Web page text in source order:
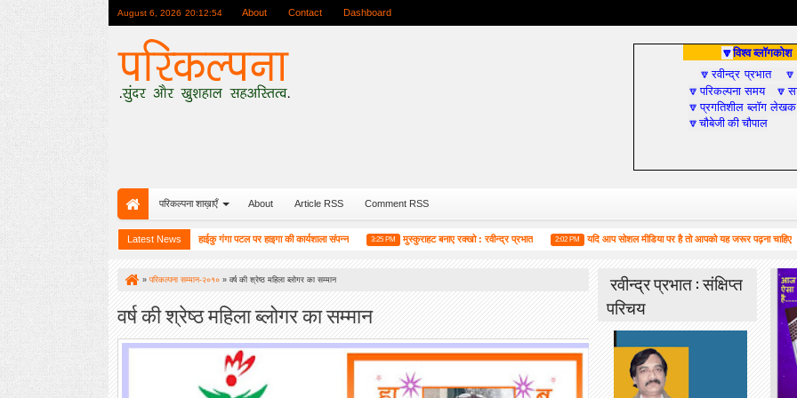
August 6, 2026 20:12:56 About Contact Dashboard
🔽विश्व ब्लॉगकोश
🔽रवीन्द्र प्रभात 🔽
🔽परिकल्पना समय 🔽
🔽प्रगतिशील ब्लॉग
🔽चौबेजी की चौपाल
परिकल्पना शाख़ाएँ About Article RSS Comment RSS
Latest News
10:08 AM हाईकु गंगा पटल पर हाइगा की कार्यशाला संपन्न 3:25 PM मुस्कुराहट बनाए रक्खो : रवीन्द्र प्रभात 2:02 PM यदि आप सोशल मीडिया पर है तो आपको यह जरूर पढ़ना चाहिए 4:55
» परिकल्पना सम्मान-२०१० » वर्ष की श्रेष्ठ महिला ब्लोगर का सम्मान
वर्ष की श्रेष्ठ महिला ब्लोगर का सम्मान
रवीन्द्र प्रभात : संक्षिप्त
परिचय